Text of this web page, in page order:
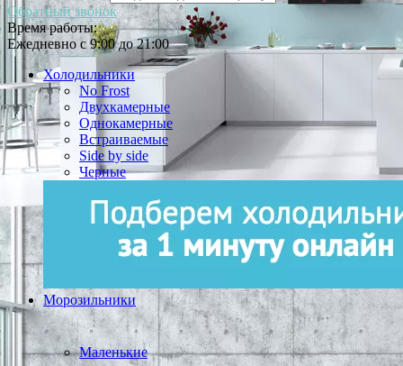
Обратный звонок
Время работы:
Ежедневно с 9:00 до 21:00
Холодильники
No Frost
Двухкамерные
Однокамерные
Встраиваемые
Side by side
Черные
Морозильники
Маленькие